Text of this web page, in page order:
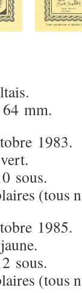
mm.
1983.
vert.
sous.
(tous
1985.
jaune.
sous.
(tous